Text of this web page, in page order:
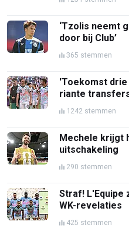
‘Tzolis neemt
door bij Club’
365 stemmen
'Toekomst drie
riante
1242 stemmen
Mechele krijgt
uitschakeling
290 stemmen
Straf! L'Equipe
WK-revelaties
425 stemmen